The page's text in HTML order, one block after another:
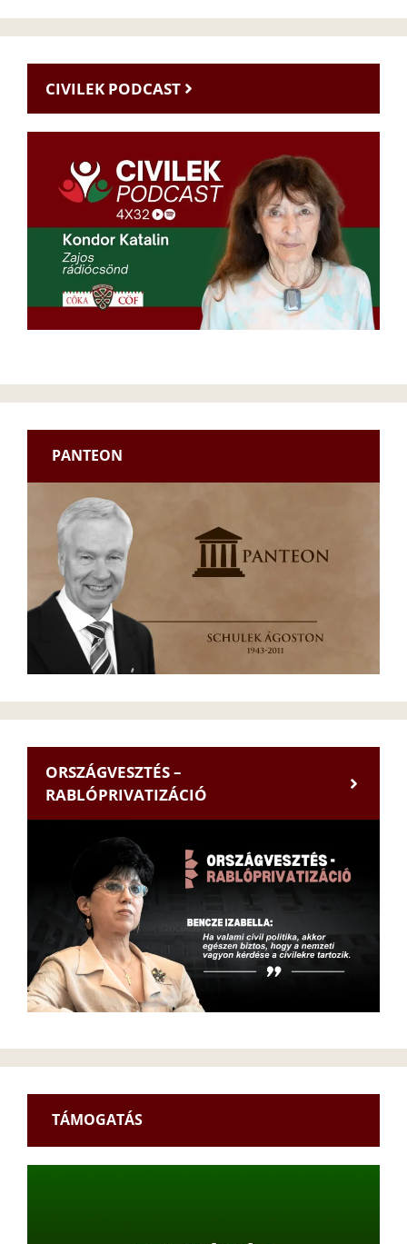
CIVILEK PODCAST
PANTEON
ORSZÁGVESZTÉS –
RABLÓPRIVATIZÁCIÓ
TÁMOGATÁS